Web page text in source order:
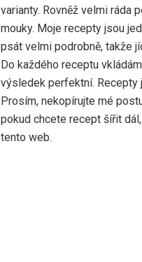
varianty. Rovněž velmi ráda
mouky. Moje recepty jsou
psát velmi podrobně, takže
Do každého receptu
výsledek perfektní. Recepty
Prosím, nekopírujte mé
pokud chcete recept šířit
tento web.